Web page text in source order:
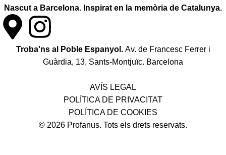
Nascut a Barcelona. Inspirat en la memòria de Catalunya.
Troba'ns al Poble Espanyol. Av. de Francesc Ferrer i
Guàrdia, 13, Sants-Montjuïc. Barcelona
AVÍS LEGAL
POLÍTICA DE PRIVACITAT
POLÍTICA DE COOKIES
© 2026 Profanus. Tots els drets reservats.